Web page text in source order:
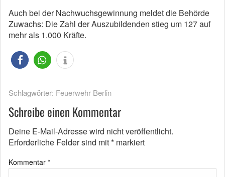
Auch bei der Nachwuchsgewinnung meldet die Behörde
Zuwachs: Die Zahl der Auszubildenden stieg um 127 auf
mehr als 1.000 Kräfte.
Schlagwörter: Feuerwehr Berlin
Schreibe einen Kommentar
Deine E-Mail-Adresse wird nicht veröffentlicht.
Erforderliche Felder sind mit* markiert
Kommentar *